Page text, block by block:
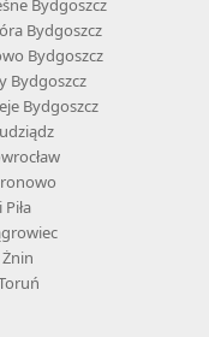
Bydgoszcz
Bydgoszcz
Bydgoszcz
Bydgoszcz
Bydgoszcz